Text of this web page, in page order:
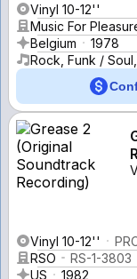
Vinyl 10-12''
Music For
Belgium
1978
Rock, Funk /
Vinyl 10-12''
RSO
RS-1-3803
US
1982